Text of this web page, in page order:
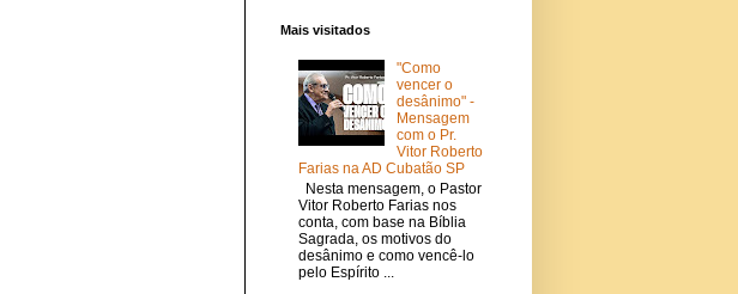
Mais visitados
"Como
vencer o
desânimo" -
Mensagem
com o Pr.
Vitor Roberto
Farias na AD Cubatão SP
Nesta mensagem, o Pastor
Vitor Roberto Farias nos
conta, com base na Bíblia
Sagrada, os motivos do
desânimo e como vencê-lo
pelo Espírito ...